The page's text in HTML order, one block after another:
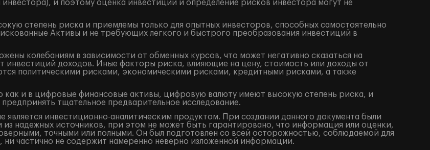
и поэтому оценка инвестиций и определение рисков инвестора могут не
степень риска и приемлемы только для опытных инвесторов, способных самостоятельно
Активы и не требующих легкого и быстрого преобразования инвестиций в
колебаниям в зависимости от обменных курсов, что может негативно сказаться на
инвестиций доходов. Иные факторы риска, влияющие на цену, стоимость или доходы от
политическими рисками, экономическими рисками, кредитными рисками, а также
и в цифровые финансовые активы, цифровую валюту имеют высокую степень риска, и
тщательное предварительное исследование.
инвестиционно-аналитическим продуктом. При создании данного документа были
надежных источников, при этом не может быть гарантировано, что информация или оценки,
точными или полными. Он был подготовлен со всей осторожностью, соблюдаемой для
ни частично не содержит намеренно неверно изложенной информации.